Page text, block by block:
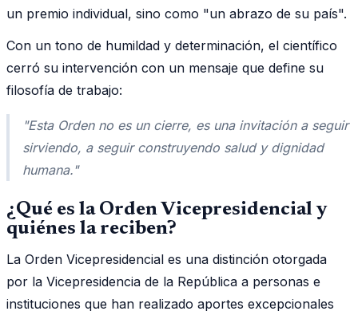
un premio individual, sino como "un abrazo de su país".
Con un tono de humildad y determinación, el científico
cerró su intervención con un mensaje que define su
filosofía de trabajo:
"Esta Orden no es un cierre, es una invitación a seguir
sirviendo, a seguir construyendo salud y dignidad
humana."
¿Qué es la Orden Vicepresidencial y
quiénes la reciben?
La Orden Vicepresidencial es una distinción otorgada
por la Vicepresidencia de la República a personas e
instituciones que han realizado aportes excepcionales